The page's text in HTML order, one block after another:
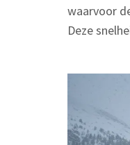
waarvoor
Deze